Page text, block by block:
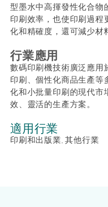
型墨水中高揮發性化合物
印刷效率，也使印刷過程
化和精確度，還可減少材
行業應用
數碼印刷機技術廣泛應用
印刷、個性化商品生產等
化和小批量印刷的現代市
效、靈活的生產方案。
適用行業
印刷和出版業, 其他行業